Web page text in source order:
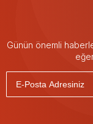
Günün önemli